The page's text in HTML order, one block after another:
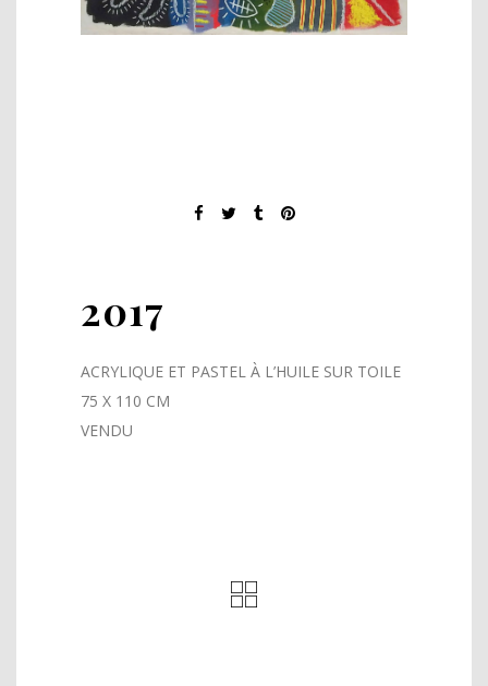
2017
ACRYLIQUE ET PASTEL À L’HUILE SUR TOILE
75 X 110 CM
VENDU